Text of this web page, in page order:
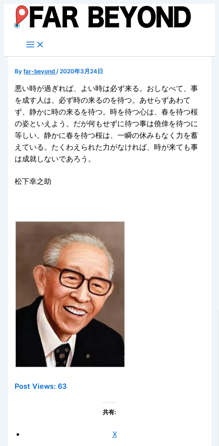
キ
Byfar-beyond/2020年3月24日
悪い時が過ぎれば、よい時は必ず来る。おしなべて、事
を成す人は、必ず時の来るのを待つ。あせらずあわて
ず、静かに時の来るを待つ。時を待つ心は、春を待つ桜
の姿といえよう。だが何もせずに待つ事は僥倖を待つに
等しい。静かに春を待つ桜は、一瞬の休みもなく力を蓄
えている。たくわえられた力がなければ、時が来ても事
は成就しないであろう。
松下幸之助
Post Views: 63
共有:
X